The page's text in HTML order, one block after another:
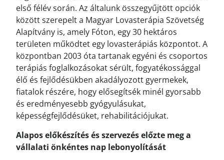
első félév során. Az általunk összegyűjtött opciók
között szerepelt a Magyar Lovasterápia Szövetség
Alapítvány is, amely Fóton, egy 30 hektáros
területen működtet egy lovasterápiás központot. A
központban 2003 óta tartanak egyéni és csoportos
terápiás foglalkozásokat sérült, fogyatékossággal
élő és fejlődésükben akadályozott gyermekek,
fiatalok részére, hogy elősegítsék minél gyorsabb
és eredményesebb gyógyulásukat,
képességfejlődésüket, rehabilitációjukat.
Alapos előkészítés és szervezés előzte meg a
vállalati önkéntes nap lebonyolítását